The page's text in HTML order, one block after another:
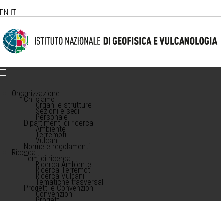
EN IT
Organizzazione
Chi siamo
Organi e strutture
Sezioni e sedi
Personale
Dipartimenti di ricerca
Ambiente
Terremoti
Vulcani
Norme e regolamenti
Ricerca
Temi di ricerca
Ricerca Ambiente
Ricerca Terremoti
Ricerca Vulcani
Tematiche trasversali
Progetti e Convenzioni
Convenzioni